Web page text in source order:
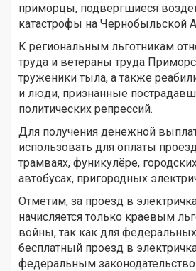
приморцы, подвергшиеся
катастрофы на Чернобыльской
К региональным льготникам
труда и ветераны труда
труженики тыла, а также
и люди, признанные
политических репрессий.
Для получения денежной
использовать для оплаты
трамваях, фуникулёре,
автобусах, пригородных
Отметим, за проезд в
начисляется только краевым
войны, так как для
бесплатный проезд в
федеральным